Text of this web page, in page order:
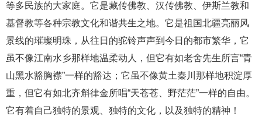
等多民族的大家庭。它是藏传佛教、汉传佛教、伊斯兰教和
基督教等各种宗教文化和谐共生之地。它是祖国北疆亮丽风
景线的璀璨明珠，从往日的驼铃声声到今日的都市繁华，它
虽不像江南水乡那样地温柔动人，但它有如老舍先生所言“青
山黑水豁胸襟”一样的豁达；它虽不像黄土秦川那样地积淀厚
重，但它有如北齐斛律金所唱“天苍苍、野茫茫”一样的自由。
它有着自己独特的景观、独特的文化，以及独特的精神！